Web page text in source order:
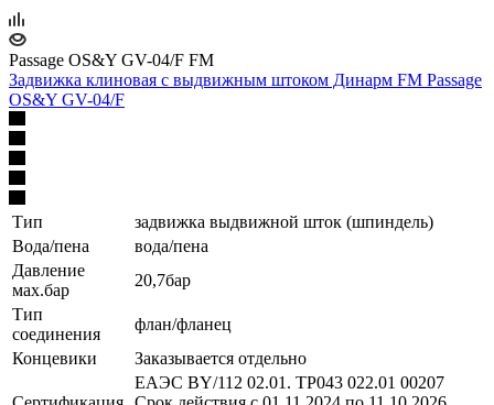
Passage OS&Y GV-04/F FM
Задвижка клиновая с выдвижным штоком Динарм FM Passage
OS&Y GV-04/F
Тип
задвижка выдвижной шток (шпиндель)
Вода/пена
вода/пена
Давление
мах.бар
20,7бар
Тип
соединения
флан/фланец
Концевики
Заказывается отдельно
ЕАЭС BY/112 02.01. TP043 022.01 00207